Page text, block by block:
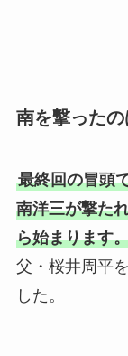
南を撃った
最終回の冒頭
南洋三が撃た
ら始まります
父・桜井周平
した。